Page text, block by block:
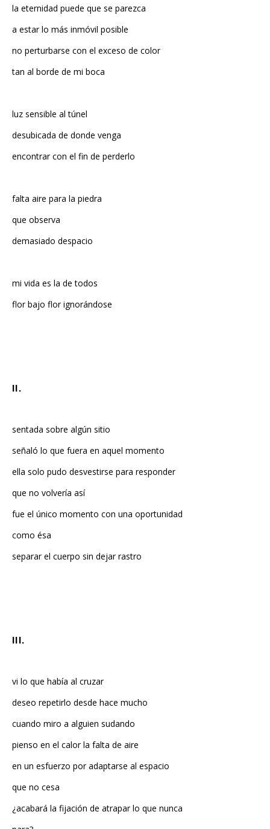
a estar lo más inmóvil posible
no perturbarse con el exceso de color
tan al borde de mi boca
desubicada de donde venga
encontrar con el fin de perderlo
que observa
demasiado despacio
flor bajo flor ignorándose
señaló lo que fuera en aquel momento
ella solo pudo desvestirse para responder
que no volvería así
fue el único momento con una oportunidad
como ésa
separar el cuerpo sin dejar rastro
deseo repetirlo desde hace mucho
cuando miro a alguien sudando
pienso en el calor la falta de aire
en un esfuerzo por adaptarse al espacio
que no cesa
¿acabará la fijación de atrapar lo que nunca
para?